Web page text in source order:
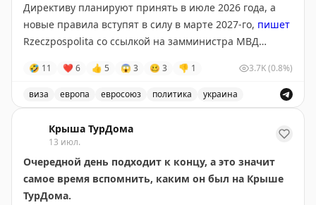
Директиву планируют принять в июле 2026 года, а
новые правила вступят в силу в марте 2027-го, пишет
Rzeczpospolita со ссылкой на замминистра МВД
Для въезда и получения временной защиты
потребуется подтверждение освобождения или
отсрочки от мобилизации. По данным издания,
изменения поддерживает Польша, а инициатором
выступил Киев.
@tipical_vizovik
🤣 11 ❤ 6 👍 5 😱 3 🥴 3 👎 1 3.7K(0.8%)
виза европа евросоюз политика украина
Крыша ТурДома
13 июл.
Очередной день подходит к концу, а это значит
самое время вспомнить, каким он был на Крыше
ТурДома.